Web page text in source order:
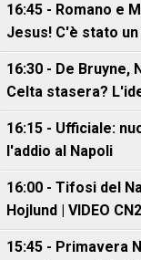
16:45 - Romano e
Jesus! C'è stato
16:30 - De Bruyne,
Celta stasera?
16:15 - Ufficiale:
l'addio al Napoli
16:00 - Tifosi del
Hojlund | VIDEO
15:45 - Primavera